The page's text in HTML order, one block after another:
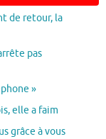
de retour, la
pas
»
elle a faim
grâce à vous